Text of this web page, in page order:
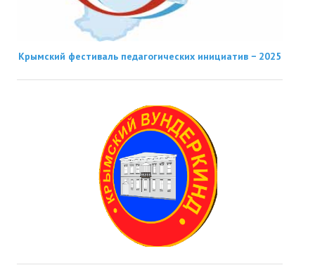
Крымский фестиваль педагогических инициатив − 2025